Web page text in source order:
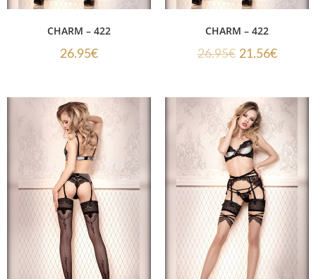
CHARM – 422
26.95€
CHARM – 422
26.95€ 21.56€